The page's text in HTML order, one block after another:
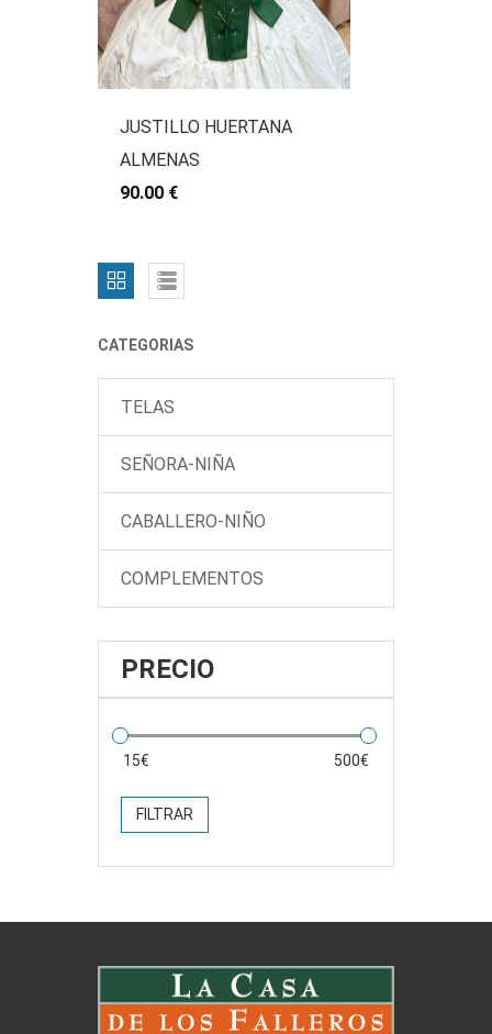
JUSTILLO HUERTANA
ALMENAS
90.00 €
CATEGORIAS
TELAS
SEÑORA-NIÑA
CABALLERO-NIÑO
COMPLEMENTOS
PRECIO
FILTRAR